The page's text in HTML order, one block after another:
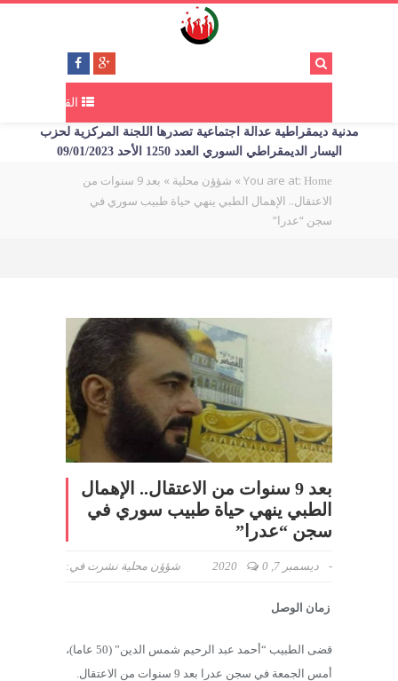
القائمة
مدنية ديمقراطية عدالة اجتماعية تصدرها اللجنة المركزية لحزب
اليسار الديمقراطي السوري العدد 1250 الأحد 09/01/2023
You are at: Home
» شؤؤن محلية »
بعد 9 سنوات من
الاعتقال.. الإهمال الطبي ينهي حياة طبيب سوري في
سجن “عدرا”
بعد 9 سنوات من الاعتقال.. الإهمال
الطبي ينهي حياة طبيب سوري في
سجن “عدرا”
نشرت في: شؤؤن محلية - ديسمبر 7, 2020 0
زمان الوصل
قضى الطبيب “أحمد عبد الرحيم شمس الدين” (50 عاما)،
أمس الجمعة في سجن عدرا بعد 9 سنوات من الاعتقال.